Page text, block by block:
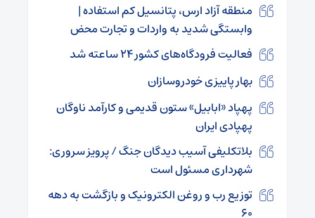
منطقه آزاد ارس، پتانسیل کم استفاده |
وابستگی شدید به واردات و تجارت محض
فعالیت فرودگاه‌های کشور ۲۴ ساعته شد
بهار پاییزی خودروسازان
پهپاد «ابابیل» ستون قدیمی و کارآمد ناوگان
پهپادی ایران
بلاتکلیفی آسیب دیدگان جنگ / پرویز سروری:
شهرداری مسئول است
توزیع رب و روغن الکترونیک و بازگشت به دهه
۶۰